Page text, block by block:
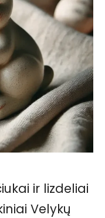
ir lizdeliai
Velykų